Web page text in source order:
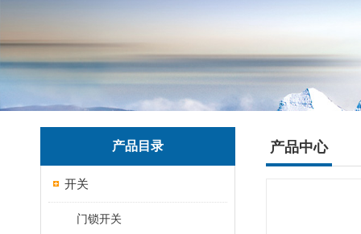
产品目录
开关
门锁开关
产品中心